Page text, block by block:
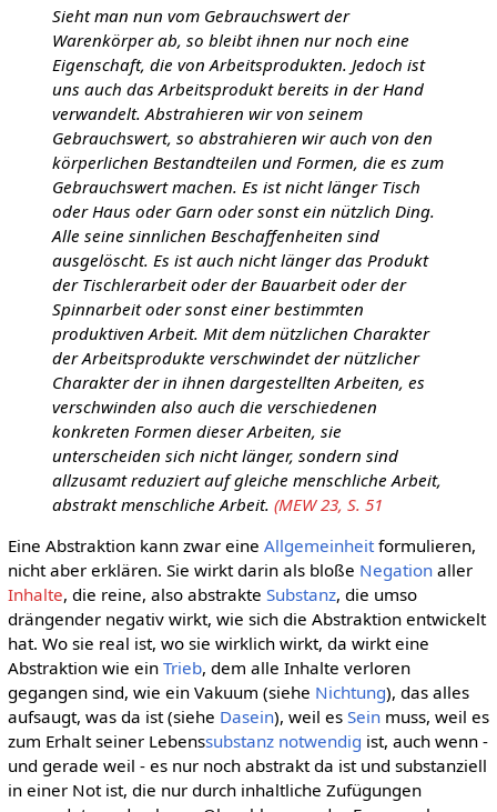
Sieht man nun vom Gebrauchswert der
Warenkörper ab, so bleibt ihnen nur noch eine
Eigenschaft, die von Arbeitsprodukten. Jedoch ist
uns auch das Arbeitsprodukt bereits in der Hand
verwandelt. Abstrahieren wir von seinem
Gebrauchswert, so abstrahieren wir auch von den
körperlichen Bestandteilen und Formen, die es zum
Gebrauchswert machen. Es ist nicht länger Tisch
oder Haus oder Garn oder sonst ein nützlich Ding.
Alle seine sinnlichen Beschaffenheiten sind
ausgelöscht. Es ist auch nicht länger das Produkt
der Tischlerarbeit oder der Bauarbeit oder der
Spinnarbeit oder sonst einer bestimmten
produktiven Arbeit. Mit dem nützlichen Charakter
der Arbeitsprodukte verschwindet der nützlicher
Charakter der in ihnen dargestellten Arbeiten, es
verschwinden also auch die verschiedenen
konkreten Formen dieser Arbeiten, sie
unterscheiden sich nicht länger, sondern sind
allzusamt reduziert auf gleiche menschliche Arbeit,
abstrakt menschliche Arbeit. (MEW 23, S. 51
Eine Abstraktion kann zwar eine Allgemeinheitformulieren,
nicht aber erklären. Sie wirkt darin als bloße Negationaller
Inhalte, die reine, also abstrakte Substanz, die umso
drängender negativ wirkt, wie sich die Abstraktion entwickelt
hat. Wo sie real ist, wo sie wirklich wirkt, da wirkt eine
Abstraktion wie ein Trieb, dem alle Inhalte verloren
gegangen sind, wie ein Vakuum (siehe Nichtung), das alles
aufsaugt, was da ist (siehe Dasein), weil es Seinmuss, weil es
zum Erhalt seiner Lebenssubstanz notwendig ist, auch wenn -
und gerade weil - es nur noch abstrakt da ist und substanziell
in einer Not ist, die nur durch inhaltliche Zufügungen